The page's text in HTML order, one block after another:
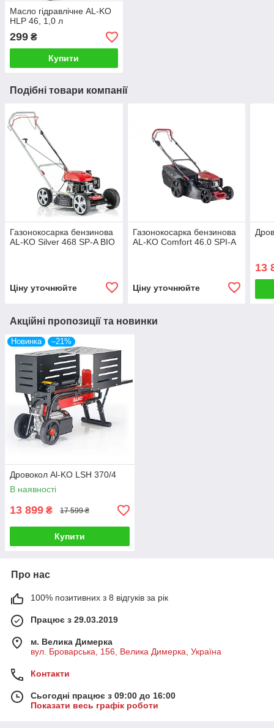
Масло гідравлічне AL-KO
HLP 46, 1,0 л
299 ₴
Купити
Подібні товари компанії
Газонокосарка бензинова
AL-KO Silver 468 SP-A BIO
Ціну уточнюйте
Газонокосарка бензинова
AL-KO Comfort 46.0 SPI-A
Ціну уточнюйте
13
Акційні пропозиції та новинки
Новинка –21%
Дровокол Al-KO LSH 370/4
В наявності
13 899 ₴ 17 599 ₴
Купити
Про нас
100% позитивних з 8 відгуків за рік
Працює з 29.03.2019
м. Велика Димерка
вул. Броварська, 156, Велика Димерка, Україна
Контакти
Сьогодні працює з 09:00 до 16:00
Показати весь графік роботи